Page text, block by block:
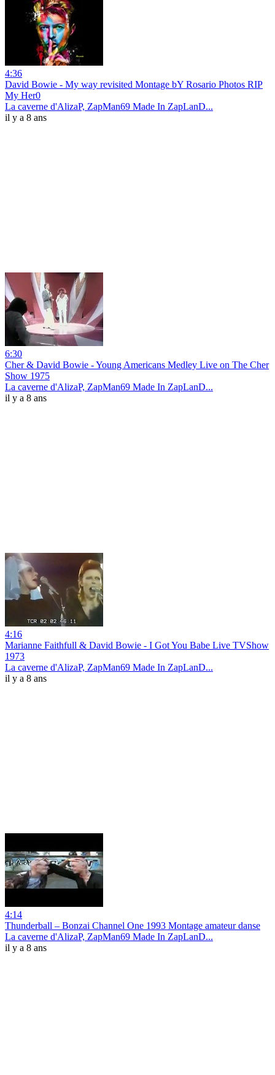
4:36
David Bowie - My way revisited Montage bY Rosario Photos RIP
My Her0
La caverne d'AlizaP, ZapMan69 Made In ZapLanD...
il y a 8 ans
6:30
Cher & David Bowie - Young Americans Medley Live on The Cher
Show 1975
La caverne d'AlizaP, ZapMan69 Made In ZapLanD...
il y a 8 ans
4:16
Marianne Faithfull & David Bowie - I Got You Babe Live TVShow
1973
La caverne d'AlizaP, ZapMan69 Made In ZapLanD...
il y a 8 ans
4:14
Thunderball ‎– Bonzai Channel One 1993 Montage amateur danse
La caverne d'AlizaP, ZapMan69 Made In ZapLanD...
il y a 8 ans